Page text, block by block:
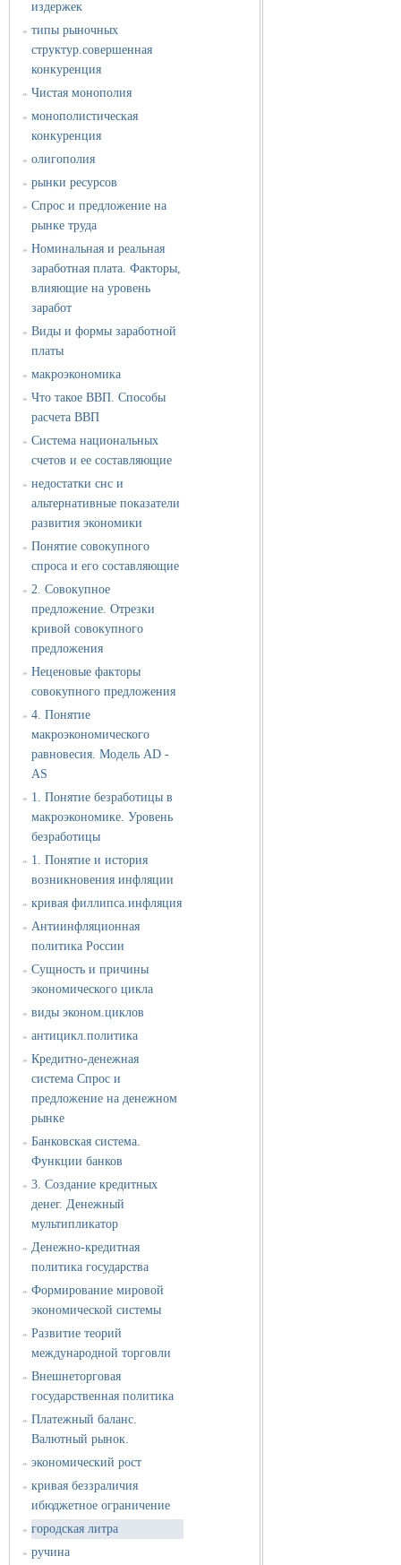
издержек
» типы рыночных
структур.совершенная
конкуренция
» Чистая монополия
» монополистическая
конкуренция
» олигополия
» рынки ресурсов
» Спрос и предложение на
рынке труда
» Номинальная и реальная
заработная плата. Факторы,
влияющие на уровень
заработ
» Виды и формы заработной
платы
» макроэкономика
» Что такое ВВП. Способы
расчета ВВП
» Система национальных
счетов и ее составляющие
» недостатки снс и
альтернативные показатели
развития экономики
» Понятие совокупного
спроса и его составляющие
» 2. Совокупное
предложение. Отрезки
кривой совокупного
предложения
» Неценовые факторы
совокупного предложения
» 4. Понятие
макроэкономического
равновесия. Модель AD -
AS
» 1. Понятие безработицы в
макроэкономике. Уровень
безработицы
» 1. Понятие и история
возникновения инфляции
» кривая филлипса.инфляция
» Антиинфляционная
политика России
» Сущность и причины
экономического цикла
» виды эконом.циклов
» антицикл.политика
» Кредитно-денежная
система Спрос и
предложение на денежном
рынке
» Банковская система.
Функции банков
» 3. Создание кредитных
денег. Денежный
мультипликатор
» Денежно-кредитная
политика государства
» Формирование мировой
экономической системы
» Развитие теорий
международной торговли
» Внешнеторговая
государственная политика
» Платежный баланс.
Валютный рынок.
» экономический рост
» кривая беззраличия
ибюджетное ограничение
» городская литра
» ручина